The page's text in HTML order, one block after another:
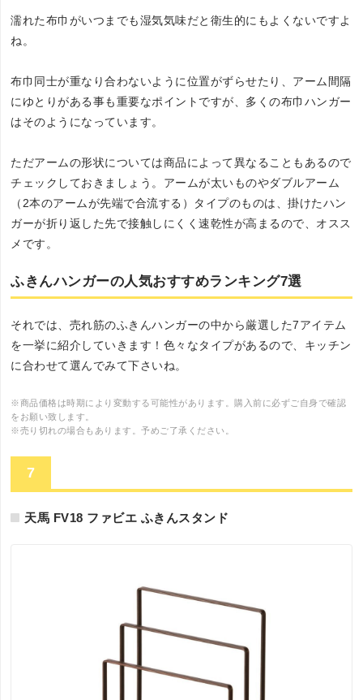
濡れた布巾がいつまでも湿気気味だと衛生的にもよくないですよ
ね。
布巾同士が重なり合わないように位置がずらせたり、アーム間隔
にゆとりがある事も重要なポイントですが、多くの布巾ハンガー
はそのようになっています。
ただアームの形状については商品によって異なることもあるので
チェックしておきましょう。アームが太いものやダブルアーム
（2本のアームが先端で合流する）タイプのものは、掛けたハン
ガーが折り返した先で接触しにくく速乾性が高まるので、オスス
メです。
ふきんハンガーの人気おすすめランキング7選
それでは、売れ筋のふきんハンガーの中から厳選した7アイテム
を一挙に紹介していきます！色々なタイプがあるので、キッチン
に合わせて選んでみて下さいね。
※商品価格は時期により変動する可能性があります。購入前に必ずご自身で確認
をお願い致します。
※売り切れの場合もあります。予めご了承ください。
7
天馬 FV18 ファビエ ふきんスタンド